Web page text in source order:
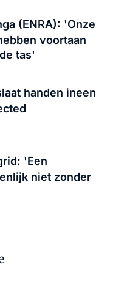
(ENRA): 'Onze
voortaan
tas'
handen ineen
'Een
niet zonder